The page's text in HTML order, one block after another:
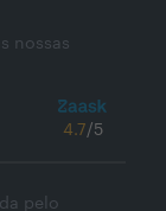
nossas
4.7/5
pelo